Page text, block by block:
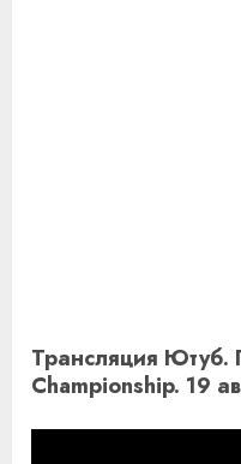
Трансляция Ютуб.
Championship. 19